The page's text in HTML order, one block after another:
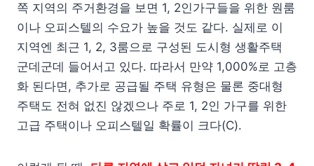
쪽 지역의 주거환경을 보면 1, 2인가구들을 위한 원룸
이나 오피스텔의 수요가 높을 것도 같다. 실제로 이
지역엔 최근 1, 2, 3룸으로 구성된 도시형 생활주택
군데군데 들어서고 있다. 따라서 만약 1,000%로 고층
화 된다면, 추가로 공급될 주택 유형은 물론 중대형
주택도 전혀 없진 않겠으나 주로 1, 2인 가구를 위한
고급 주택이나 오피스텔일 확률이 크다(C).